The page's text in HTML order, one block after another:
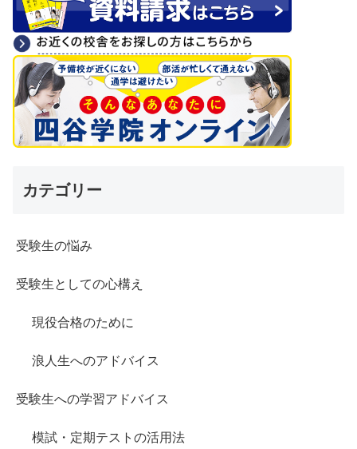
カテゴリー
受験生の悩み
受験生としての心構え
現役合格のために
浪人生へのアドバイス
受験生への学習アドバイス
模試・定期テストの活用法